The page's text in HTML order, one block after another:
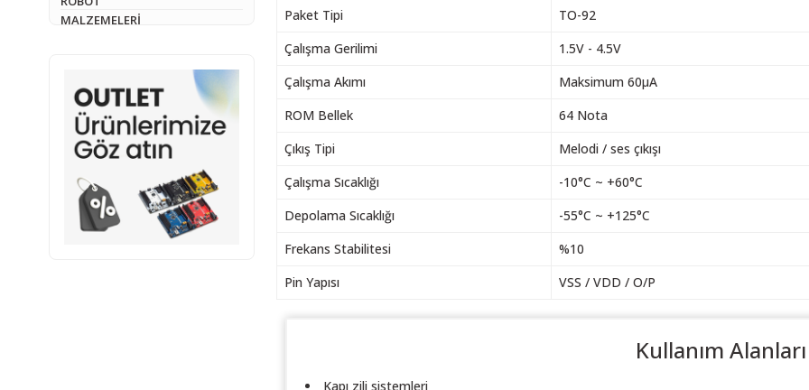
Paket Tipi
TO-92
Çalışma Gerilimi
1.5V - 4.5V
Çalışma Akımı
Maksimum 60µA
ROM Bellek
64 Nota
Çıkış Tipi
Melodi / ses çıkışı
Çalışma Sıcaklığı
-10°C ~ +60°C
Depolama Sıcaklığı
-55°C ~ +125°C
Frekans Stabilitesi
%10
Pin Yapısı
VSS / VDD / O/P
Kullanım Alanları
Kapı zili sistemleri